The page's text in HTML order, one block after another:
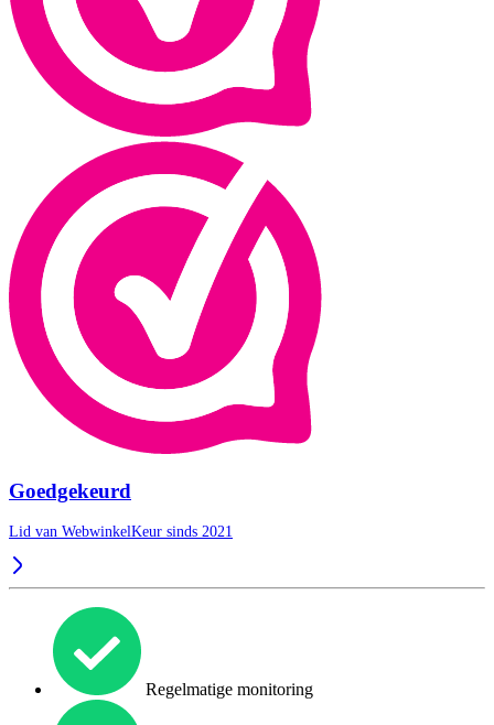
Goedgekeurd
Lid van WebwinkelKeur sinds 2021
Regelmatige monitoring